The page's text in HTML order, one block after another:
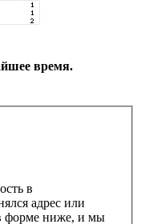
время.
в
адрес или
форме ниже, и мы